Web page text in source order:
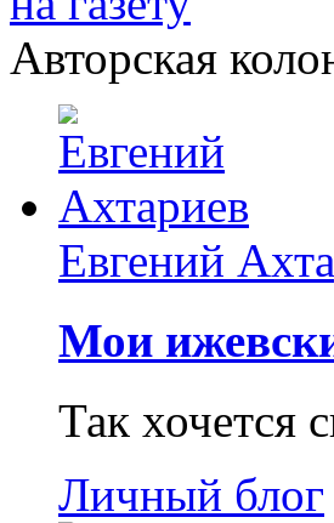
Авторская
Евгений
Мои
Так хочется
Личный блог